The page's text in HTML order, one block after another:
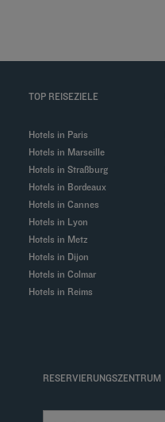
TOP REISEZIELE
Hotels in Paris
Hotels in Marseille
Hotels in Straßburg
Hotels in Bordeaux
Hotels in Cannes
Hotels in Lyon
Hotels in Metz
Hotels in Dijon
Hotels in Colmar
Hotels in Reims
RESERVIERUNGSZENTRUM